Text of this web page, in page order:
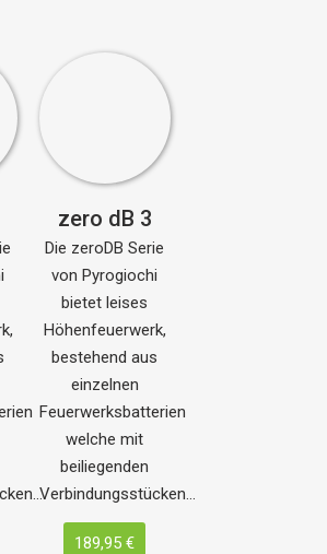
zero dB 3
Die zeroDB Serie
von Pyrogiochi
bietet leises
Höhenfeuerwerk,
bestehend aus
einzelnen
Feuerwerksbatterien
welche mit
beiliegenden
Verbindungsstücken…
189,95 €